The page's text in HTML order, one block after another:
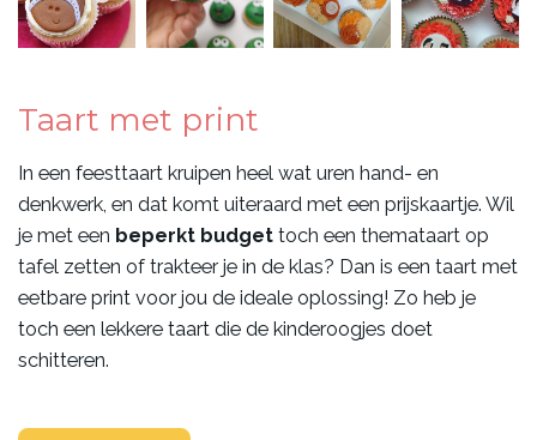
Taart met print
In een feesttaart kruipen heel wat uren hand- en
denkwerk, en dat komt uiteraard met een prijskaartje. Wil
je met een beperkt budget toch een themataart op
tafel zetten of trakteer je in de klas? Dan is een taart met
eetbare print voor jou de ideale oplossing! Zo heb je
toch een lekkere taart die de kinderoogjes doet
schitteren.